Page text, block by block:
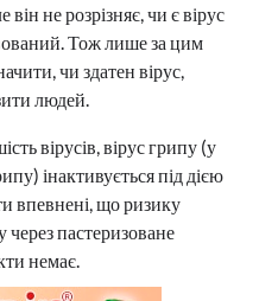
не розрізняє, чи є вірус
Тож лише за цим
чи здатен вірус,
людей.
вірусів, вірус грипу (у
інактивується під дією
впевнені, що ризику
пастеризоване
немає.